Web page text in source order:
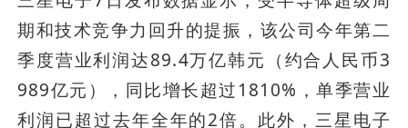
期和技术竞争力回升的提振，该公司今年第二
季度营业利润达89.4万亿韩元（约合人民币3
989亿元），同比增长超过1810%，单季营业
利润已超过去年全年的2倍。此外，三星电子